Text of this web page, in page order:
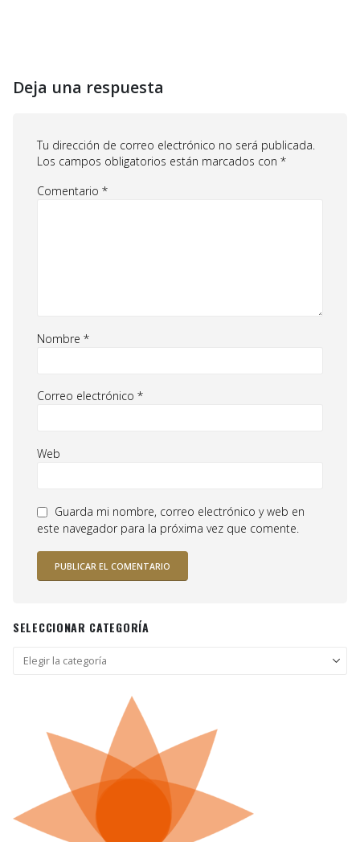
Deja una respuesta
Tu dirección de correo electrónico no será publicada.
Los campos obligatorios están marcados con *
Comentario *
Nombre *
Correo electrónico *
Web
Guarda mi nombre, correo electrónico y web en
este navegador para la próxima vez que comente.
SELECCIONAR CATEGORÍA
Seleccionar
categoría